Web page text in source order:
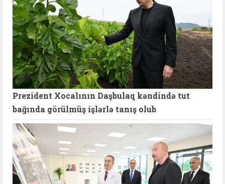
Prezident Xocalının Daşbulaq kəndində tut
bağında görülmüş işlərlə tanış olub